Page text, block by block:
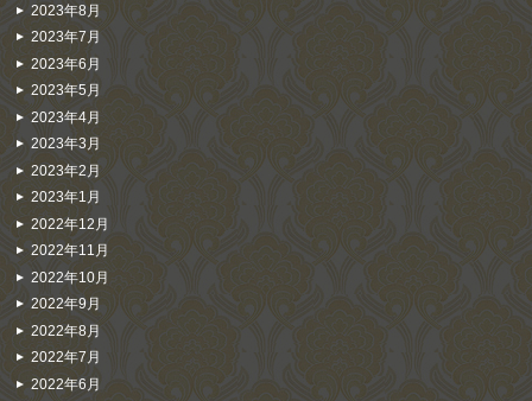
2023年8月
2023年7月
2023年6月
2023年5月
2023年4月
2023年3月
2023年2月
2023年1月
2022年12月
2022年11月
2022年10月
2022年9月
2022年8月
2022年7月
2022年6月